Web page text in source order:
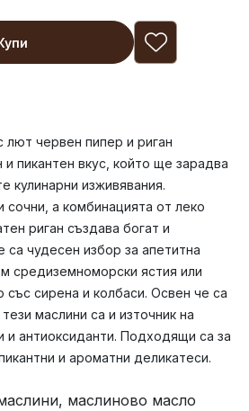
лют червен пипер и риган
и пикантен вкус, който ще зарадва
кулинарни изживявания.
сочни, а комбинацията от леко
риган създава богат и
са чудесен избор за апетитна
средиземноморски ястия или
със сирена и колбаси. Освен че са
маслини са и източник на
и антиоксиданти. Подходящи са за
и ароматни деликатеси.
маслиново масло